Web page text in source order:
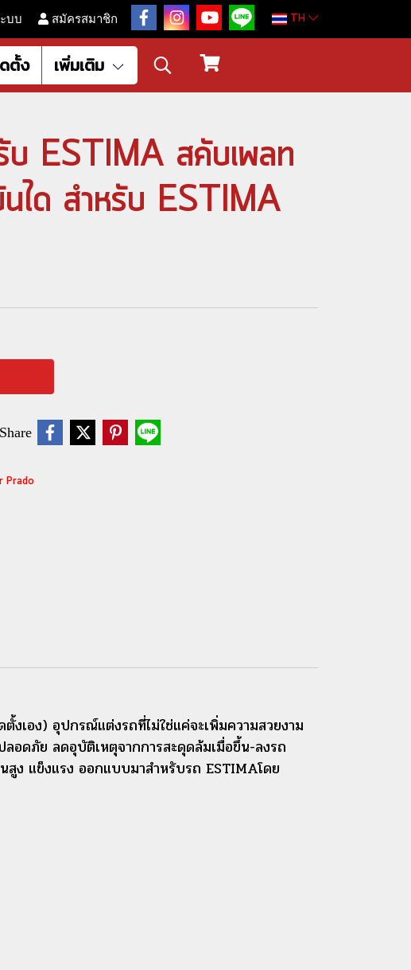
บบ สมัครสมาชิก TH
ตั้ง เพิ่มเติม
บ ESTIMA สคับเพลท
ได สำหรับ ESTIMA
Share
Prado
งเอง) อุปกรณ์แต่งรถที่ไม่ใช่แค่จะเพิ่มความสวยงาม
อดภัย ลดอุบัติเหตุจากการสะดุดล้มเมื่อขึ้น-ลงรถ
ง แข็งแรง ออกแบบมาสำหรับรถ ESTIMAโดย